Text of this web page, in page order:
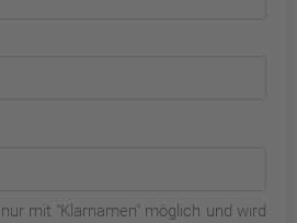
mit "Klarnamen" möglich und wird